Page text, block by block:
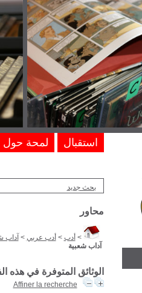
بحث جديد
محاور
> أدب > أدب عربي > آداب
آداب شعبية
الوثائق المتوفرة في هذه
Affiner la recherche
استقبال لمحة حول